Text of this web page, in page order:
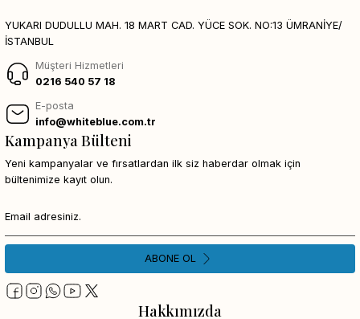
YUKARI DUDULLU MAH. 18 MART CAD. YÜCE SOK. NO:13 ÜMRANİYE/
İSTANBUL
Müşteri Hizmetleri
0216 540 57 18
E-posta
info@whiteblue.com.tr
Hakkımızda
Kampanya Bülteni
Yeni kampanyalar ve fırsatlardan ilk siz haberdar olmak için
bültenimize kayıt olun.
ABONE OL